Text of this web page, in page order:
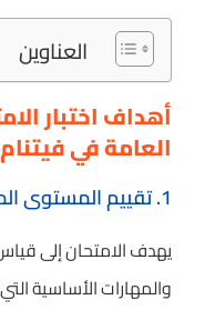
العناوين
أهداف اختبار
العامة في
1. تقييم المستوى المعرفي للطلاب
يهدف الامتحان إلى
والمهارات الأساسية